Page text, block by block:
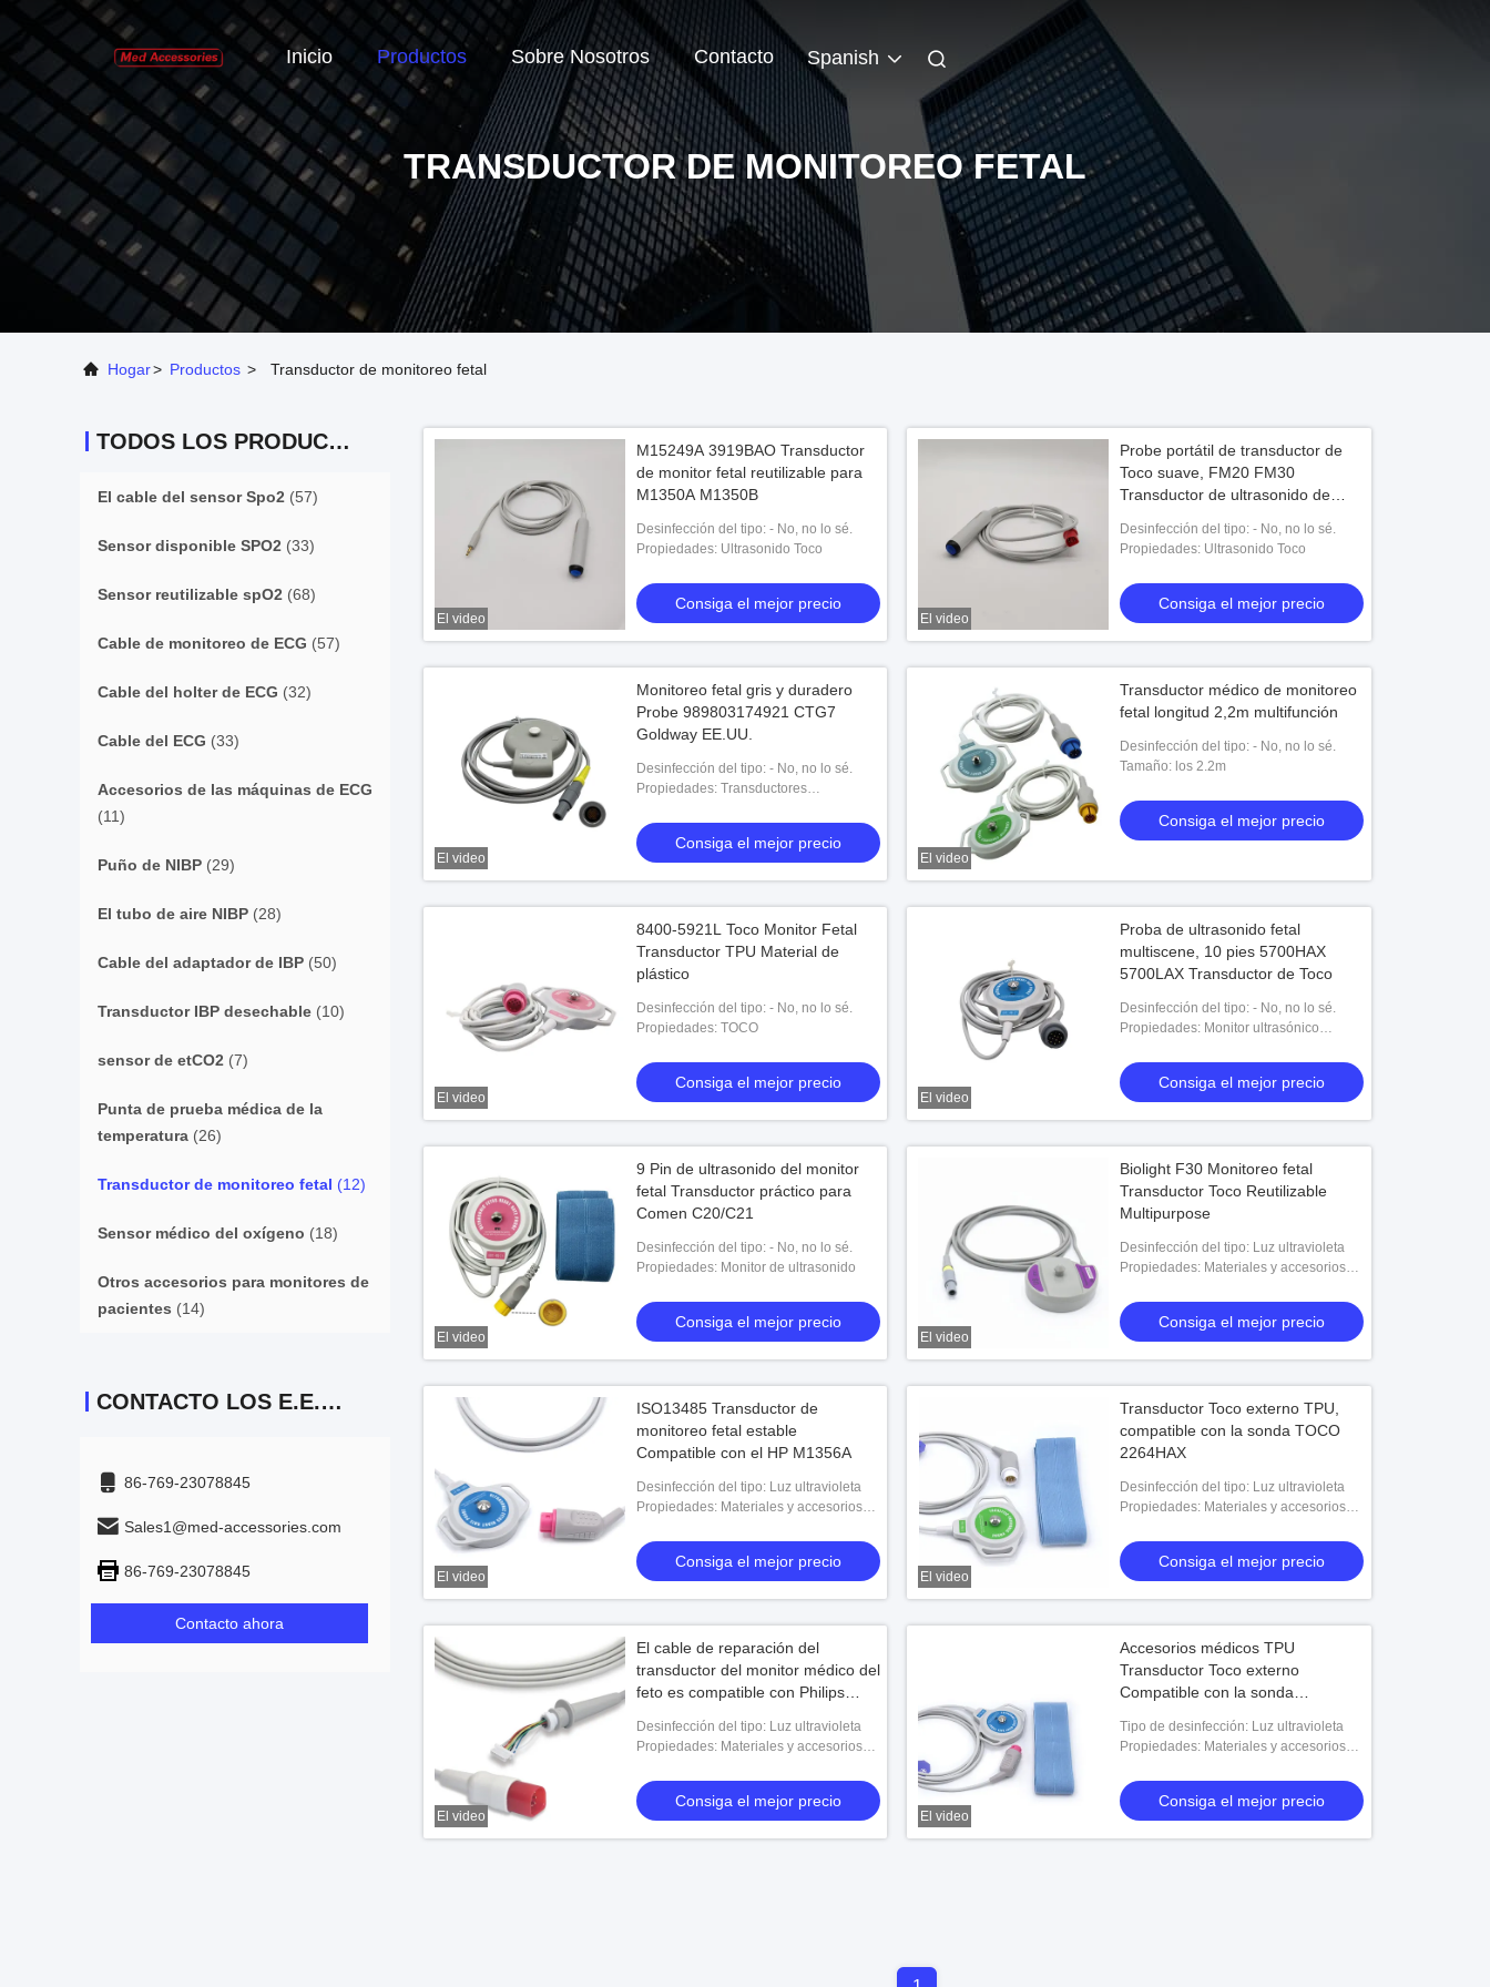
Inicio Productos Sobre Nosotros Contacto Spanish
TRANSDUCTOR DE MONITOREO FETAL
Hogar> Productos > Transductor de monitoreo fetal
TODOS LOS PRODUCTOS
El cable del sensor Spo2 (57)
Sensor disponible SPO2 (33)
Sensor reutilizable spO2 (68)
Cable de monitoreo de ECG (57)
Cable del holter de ECG (32)
Cable del ECG (33)
Accesorios de las máquinas de ECG
(11)
Puño de NIBP (29)
El tubo de aire NIBP (28)
Cable del adaptador de IBP (50)
Transductor IBP desechable (10)
sensor de etCO2 (7)
Punta de prueba médica de la
temperatura (26)
Transductor de monitoreo fetal (12)
Sensor médico del oxígeno (18)
Otros accesorios para monitores de
pacientes (14)
CONTACTO LOS E.E.U.U.
86-769-23078845
Sales1@med-accessories.com
86-769-23078845
Contacto ahora
El video
M15249A 3919BAO Transductor
de monitor fetal reutilizable para
M1350A M1350B
Desinfección del tipo: - No, no lo sé.
Propiedades: Ultrasonido Toco
Consiga el mejor precio
El video
Probe portátil de transductor de
Toco suave, FM20 FM30
Transductor de ultrasonido de
Desinfección del tipo: - No, no lo sé.
Propiedades: Ultrasonido Toco
Consiga el mejor precio
El video
Monitoreo fetal gris y duradero
Probe 989803174921 CTG7
Goldway EE.UU.
Desinfección del tipo: - No, no lo sé.
Propiedades: Transductores
Consiga el mejor precio
El video
Transductor médico de monitoreo
fetal longitud 2,2m multifunción
Desinfección del tipo: - No, no lo sé.
Tamaño: los 2.2m
Consiga el mejor precio
El video
8400-5921L Toco Monitor Fetal
Transductor TPU Material de
plástico
Desinfección del tipo: - No, no lo sé.
Propiedades: TOCO
Consiga el mejor precio
El video
Proba de ultrasonido fetal
multiscene, 10 pies 5700HAX
5700LAX Transductor de Toco
Desinfección del tipo: - No, no lo sé.
Propiedades: Monitor ultrasónico
Consiga el mejor precio
El video
9 Pin de ultrasonido del monitor
fetal Transductor práctico para
Comen C20/C21
Desinfección del tipo: - No, no lo sé.
Propiedades: Monitor de ultrasonido
Consiga el mejor precio
El video
Biolight F30 Monitoreo fetal
Transductor Toco Reutilizable
Multipurpose
Desinfección del tipo: Luz ultravioleta
Propiedades: Materiales y accesorios
Consiga el mejor precio
El video
ISO13485 Transductor de
monitoreo fetal estable
Compatible con el HP M1356A
Desinfección del tipo: Luz ultravioleta
Propiedades: Materiales y accesorios
Consiga el mejor precio
El video
Transductor Toco externo TPU,
compatible con la sonda TOCO
2264HAX
Desinfección del tipo: Luz ultravioleta
Propiedades: Materiales y accesorios
Consiga el mejor precio
El video
El cable de reparación del
transductor del monitor médico del
feto es compatible con Philips
Desinfección del tipo: Luz ultravioleta
Propiedades: Materiales y accesorios
Consiga el mejor precio
El video
Accesorios médicos TPU
Transductor Toco externo
Compatible con la sonda
Tipo de desinfección: Luz ultravioleta
Propiedades: Materiales y accesorios
Consiga el mejor precio